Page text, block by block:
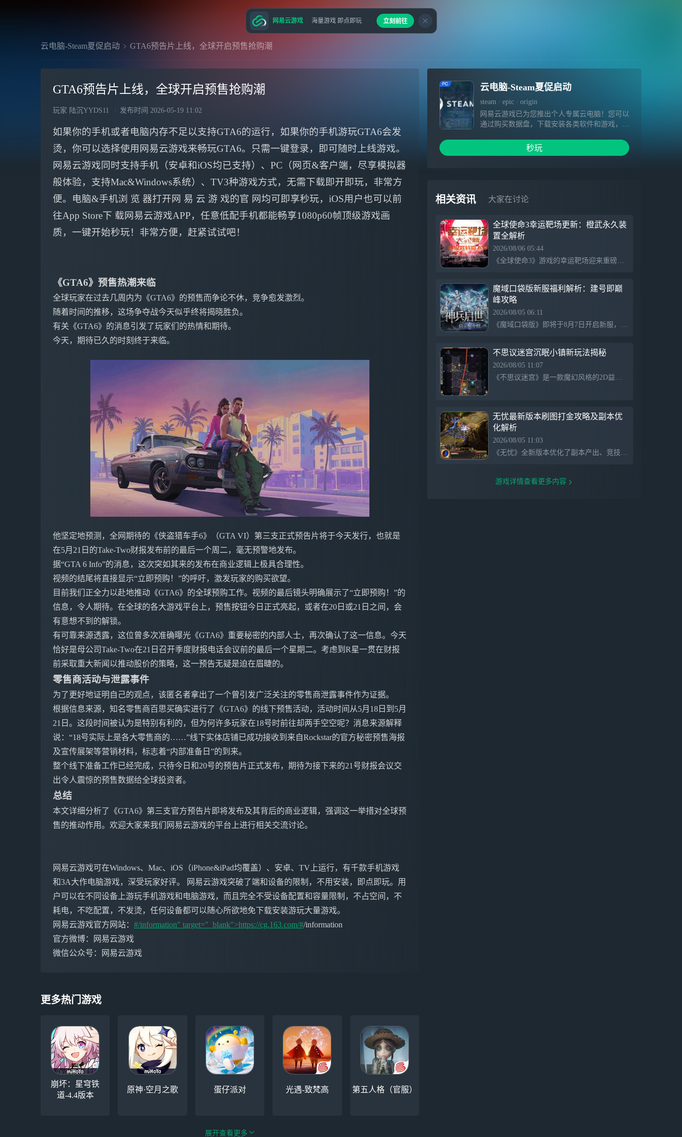
云电脑-Steam夏促启动 GTA6预告片上线，全球开启预售抢购潮
GTA6预告片上线，全球开启预售抢购潮
玩家 陆沉YYDS11 发布时间 2026-05-19 11:02
如果你的手机或者电脑内存不足以支持GTA6的运行，如果你的手机游玩GTA6会发
烫，你可以选择使用网易云游戏来畅玩GTA6。只需一键登录，即可随时上线游戏。
网易云游戏同时支持手机（安卓和iOS均已支持）、PC（网页&客户端，尽享模拟器
般体验，支持Mac&Windows系统）、TV3种游戏方式，无需下载即开即玩，非常方
便。电脑&手机浏 览 器打开网 易 云 游 戏的官 网均可即享秒玩，iOS用户也可以前
往App Store下 载网易云游戏APP，任意低配手机都能畅享1080p60帧顶级游戏画
质，一键开始秒玩！非常方便，赶紧试试吧！
《GTA6》预售热潮来临
全球玩家在过去几周内为《GTA6》的预售而争论不休，竞争愈发激烈。
随着时间的推移，这场争夺战今天似乎终将揭晓胜负。
有关《GTA6》的消息引发了玩家们的热情和期待。
今天，期待已久的时刻终于来临。
他坚定地预测，全网期待的《侠盗猎车手6》（GTA VI）第三支正式预告片将于今天发行，也就是
在5月21日的Take-Two财报发布前的最后一个周二，毫无预警地发布。
据“GTA 6 Info”的消息，这次突如其来的发布在商业逻辑上极具合理性。
视频的结尾将直接显示“立即预购！”的呼吁，激发玩家的购买欲望。
目前我们正全力以赴地推动《GTA6》的全球预购工作。视频的最后镜头明确展示了“立即预购！”的
信息，令人期待。在全球的各大游戏平台上，预售按钮今日正式亮起，或者在20日或21日之间，会
有意想不到的解锁。
有可靠来源透露，这位曾多次准确曝光《GTA6》重要秘密的内部人士，再次确认了这一信息。今天
恰好是母公司Take-Two在21日召开季度财报电话会议前的最后一个星期二。考虑到R星一贯在财报
前采取重大新闻以推动股价的策略，这一预告无疑是迫在眉睫的。
零售商活动与泄露事件
为了更好地证明自己的观点，该匿名者拿出了一个曾引发广泛关注的零售商泄露事件作为证据。
根据信息来源，知名零售商百思买确实进行了《GTA6》的线下预售活动，活动时间从5月18日到5月
21日。这段时间被认为是特别有利的，但为何许多玩家在18号时前往却两手空空呢？消息来源解释
说：“18号实际上是各大零售商的……”线下实体店铺已成功接收到来自Rockstar的官方秘密预售海报
及宣传展架等营销材料，标志着“内部准备日”的到来。
整个线下准备工作已经完成，只待今日和20号的预告片正式发布，期待为接下来的21号财报会议交
出令人震惊的预售数据给全球投资者。
总结
本文详细分析了《GTA6》第三支官方预告片即将发布及其背后的商业逻辑，强调这一举措对全球预
售的推动作用。欢迎大家来我们网易云游戏的平台上进行相关交流讨论。
网易云游戏可在Windows、Mac、iOS（iPhone&iPad均覆盖）、安卓、TV上运行，有千款手机游戏
和3A大作电脑游戏，深受玩家好评。 网易云游戏突破了端和设备的限制，不用安装，即点即玩。用
户可以在不同设备上游玩手机游戏和电脑游戏，而且完全不受设备配置和容量限制，不占空间，不
耗电，不吃配置，不发烫，任何设备都可以随心所欲地免下载安装游玩大量游戏。
网易云游戏官方网站： #/information" target="_blank">https://cg.163.com/#/information
官方微博：网易云游戏
微信公众号：网易云游戏
云电脑-Steam夏促启动
steam epic
origin
网易云游戏已为您推出个人专属云电脑！您可以
通过购买数据盘，下载安装各类软件和游戏，相
配置、极快下载速度、畅快游戏体验等着您～
1.硬件不受限，提供免费加速&挂机，3A大作一
秒玩
相关资讯 大家在讨论
全球使命3幸运靶场更新：橙武永久装
置全解析
2026/08/06 05:44
《全球使命3》游戏的幸运靶场迎来重磅更新，四款限时橙武推出，包括暴君地狱浩劫、超能震波投射器等，具备强大的输出能力。参与条件大幅降低，玩家可通过日常任务轻松积累“子弹”资源，享受高回报体验。此外，永久武器和珍贵装置也加入奖池，为玩家提供更丰富的战斗选择。
魔域口袋版新服福利解析：建号即巅
峰攻略
2026/08/05 06:11
《魔域口袋版》即将于8月7日开启新服，推出“开局即巅峰”的福利。玩家可一键直升到132级，跳过主线任务并保留奖励。同时，新手创角即送年兽、辅助宠、神火及圣物等核心资源，确保玩家从一开始便具备挑战高难内容的实力。这款魔幻角色扮演游戏致力于降低新手门槛，提供丰富的成长支持。
不思议迷宫沉眠小镇新玩法揭秘
2026/08/05 11:07
《不思议迷宫》是一款魔幻风格的2D益智解谜冒险游戏，包含策略与道具收费元素。2026年冈爆节新迷宫“沉眠小镇”将于8月6日开放，主题围绕梦境展开，新增“欲念”和“回响”玩法，玩家需收集“梦境碎片”来提升能力，在不同梦境中探索与生存。期待冒险者前去体验全新内容。
无忧最新版本刷图打金攻略及副本优
化解析
2026/08/05 11:03
《无忧》全新版本优化了副本产出、竞技玩法和日常便利功能，提高了玩家刷图效率和打金收益。散人玩家和行会合作可以获取更丰厚的奖励，限时怪物刷新和活动期间物品掉率大幅上调，增加了整体经验收益。此外，副本设计分层，更适合普通玩家平稳发育，行会争霸提供专属高价值资源。
游戏详情查看更多内容
更多热门游戏
崩坏：星穹铁
道-4.4版本
原神·空月之歌 蛋仔派对 光遇-致梵高 第五人格（官服）
展开查看更多
网易云游戏 海量游戏 即点即玩 立刻前往